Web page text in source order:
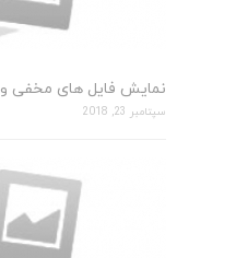
نمایش فایل های مخفی و htaccess در سی پنل
سپتامبر 23, 2018